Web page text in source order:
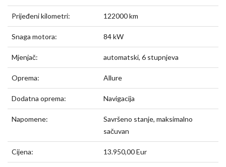
Prijeđeni kilometri: 122000 km
Snaga motora: 84 kW
Mjenjač: automatski, 6 stupnjeva
Oprema: Allure
Dodatna oprema: Navigacija
Napomene:
Savršeno stanje, maksimalno
sačuvan
Cijena: 13.950,00 Eur